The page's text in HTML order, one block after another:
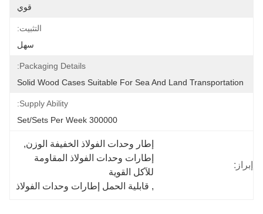
قوي
التثبيت:
سهل
Packaging Details:
Solid Wood Cases Suitable For Sea And Land Transportation
Supply Ability:
300000 Set/Sets Per Week
إبراز:
إطار وحدات الفولاذ الخفيفة الوزن,
للآكل القوية
, قابلية الحمل إطارات وحدات الفولاذ